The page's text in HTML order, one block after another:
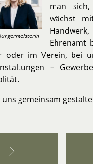
man
wächst
Ehrenamt
oder im Verein, bei
–
uns gemeinsam